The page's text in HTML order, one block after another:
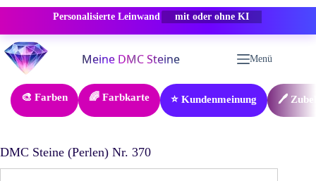
Personalisierte Leinwand -50% RABATT
Zum
Inhalt
springen
Menü
🎨 Farben 🌈 Farbkarte ⭐ Kundenmeinung 🖊️
DMC Steine (Perlen) Nr. 370